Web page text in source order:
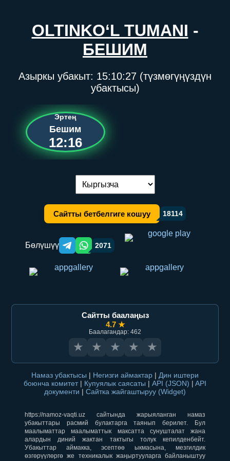
OLTINKO‘L TUMANI -
БЕШИМ
Азыркы убакыт: 15:10:27 (түзмөгүңүздүн
убактысы)
Эртең
Бешим
12:16
Тилди алмаштыруу:
Сайтты бетбелгиге кошуу 18114
Бөлүшүү Telegram orqali ulashish
WhatsApp orqali ulashish
2071
Сайтты баалаңыз
4.7 ★
Баалагандар: 462
★ ★ ★ ★ ★
Намаз убактысы | Негизги аймактар | Дин иштери
боюнча комитет | Купуялык саясаты | API (JSON) | API
документи | Сайтка жайгаштыруу (Widget)
https://namoz-vaqti.uz сайтында жарыяланган намаз
убакыттары расмий булактарга таянып берилет. Бул
маалыматтар маалыматтык максатта сунушталат жана
алардын диний жактан тактыгы толук кепилденбейт.
Убакыттар аймакка, эсептөө ыкмасына, мезгилдик
өзгөрүүлөргө же техникалык жаңыртууларга байланыштуу